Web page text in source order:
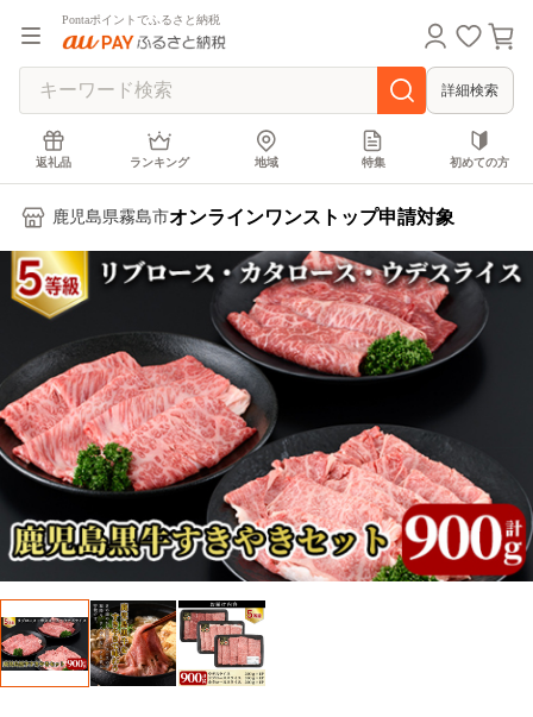
Pontaポイントでふるさと納税
詳細検索
返礼品 ランキング 地域 特集 初めての方
鹿児島県霧島市オンラインワンストップ申請対象